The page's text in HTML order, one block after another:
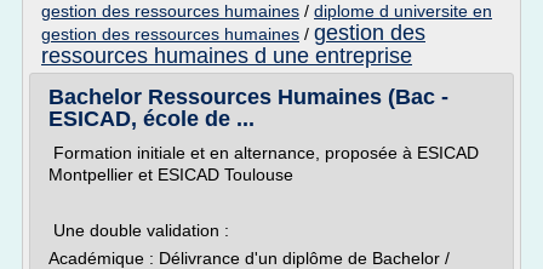
gestion des ressources humaines / diplome d universite en
gestion des ressources humaines / gestion des
ressources humaines d une entreprise
Bachelor Ressources Humaines (Bac -
ESICAD, école de ...
Formation initiale et en alternance, proposée à ESICAD
Montpellier et ESICAD Toulouse
Une double validation :
Académique : Délivrance d'un diplôme de Bachelor /